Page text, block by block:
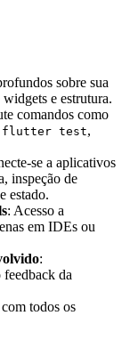
sobre sua
e estrutura.
comandos como
flutter test,
se a aplicativos
inspeção de
estado.
: Acesso a
em IDEs ou
:
feedback da
todos os